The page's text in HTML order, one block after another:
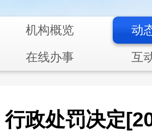
机构概览
动
在线办事
互
行政处罚决定